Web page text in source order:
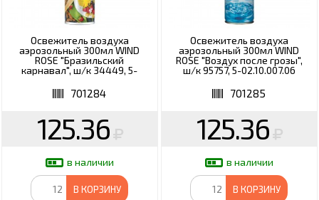
Освежитель воздуха
аэрозольный 300мл WIND
ROSE "Бразильский
карнавал", ш/к 34449, 5-
701284
125.36
в наличии
В КОРЗИНУ
Освежитель воздуха
аэрозольный 300мл WIND
ROSE "Воздух после грозы",
ш/к 95757, 5-02.10.007.06
701285
125.36
в наличии
В КОРЗИНУ